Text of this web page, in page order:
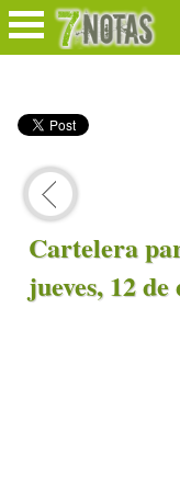
Cartelera
jueves, 12